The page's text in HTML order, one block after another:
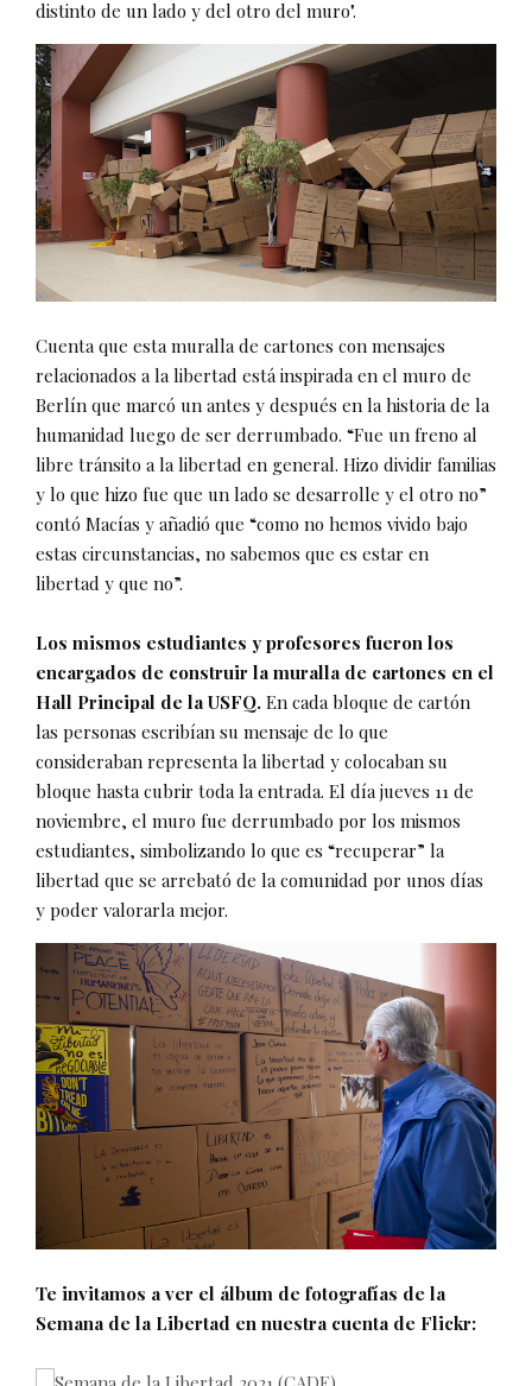
distinto de un lado y del otro del muro".
Cuenta que esta muralla de cartones con mensajes
relacionados a la libertad está inspirada en el muro de
Berlín que marcó un antes y después en la historia de la
humanidad luego de ser derrumbado. “Fue un freno al
libre tránsito a la libertad en general. Hizo dividir familias
y lo que hizo fue que un lado se desarrolle y el otro no”
contó Macías y añadió que “como no hemos vivido bajo
estas circunstancias, no sabemos que es estar en
libertad y que no”.
Los mismos estudiantes y profesores fueron los
encargados de construir la muralla de cartones en el
Hall Principal de la USFQ. En cada bloque de cartón
las personas escribían su mensaje de lo que
consideraban representa la libertad y colocaban su
bloque hasta cubrir toda la entrada. El día jueves 11 de
noviembre, el muro fue derrumbado por los mismos
estudiantes, simbolizando lo que es “recuperar” la
libertad que se arrebató de la comunidad por unos días
y poder valorarla mejor.
Te invitamos a ver el álbum de fotografías de la
Semana de la Libertad en nuestra cuenta de Flickr: